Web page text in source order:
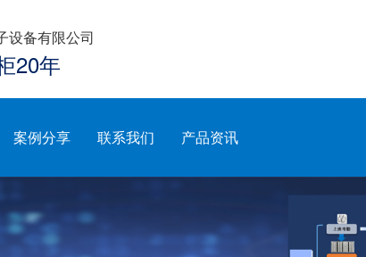
设备有限公司
20年
案例分享 联系我们 产品资讯